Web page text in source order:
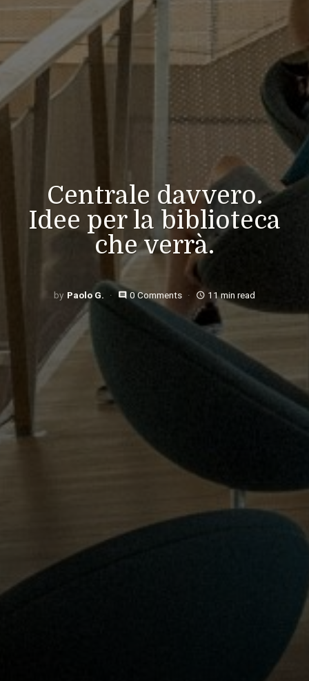
Centrale davvero.
Idee per la biblioteca
che verrà.
Paolo G. comment 0 Comments access_time 11 min read